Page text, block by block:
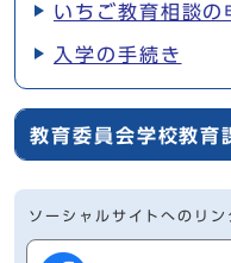
いちご教育相談の
入学の手続き
教育委員会学校教育
ソーシャルサイトへのリ